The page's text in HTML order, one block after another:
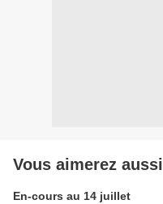
Vous aimerez aussi
En-cours au 14 juillet